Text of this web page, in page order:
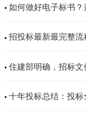
如何做好电子标书
招投标最新最完整
住建部明确，招标文
十年投标总结：投